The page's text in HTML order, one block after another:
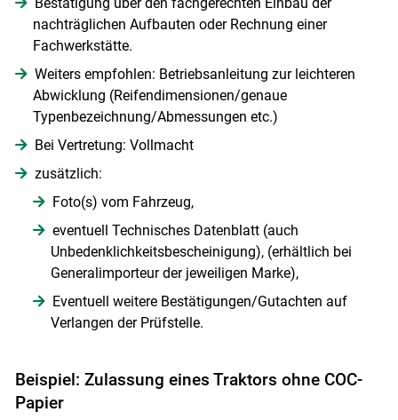
nachträglichen Aufbauten oder Rechnung einer
Fachwerkstätte.
Weiters empfohlen: Betriebsanleitung zur leichteren
Abwicklung (Reifendimensionen/genaue
Typenbezeichnung/Abmessungen etc.)
Bei Vertretung: Vollmacht
zusätzlich:
Foto(s) vom Fahrzeug,
eventuell Technisches Datenblatt (auch
Unbedenklichkeitsbescheinigung), (erhältlich bei
Generalimporteur der jeweiligen Marke),
Eventuell weitere Bestätigungen/Gutachten auf
Verlangen der Prüfstelle.
Beispiel: Zulassung eines Traktors ohne COC-
Papier